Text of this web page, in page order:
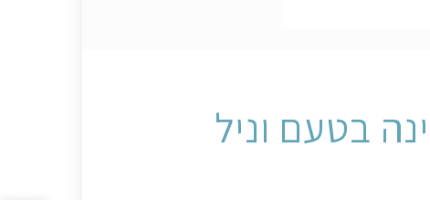
בטעם וניל